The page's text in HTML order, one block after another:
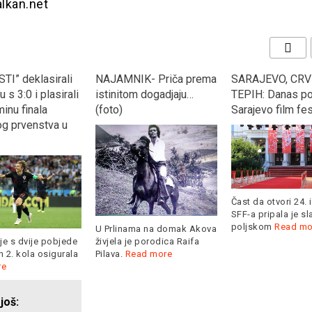
deklasirali
s 3:0 i plasirali
finala
prvenstva u
s dvije pobjede
2. kola osigurala
NAJAMNIK- Priča prema
istinitom dogadjaju…
(foto)
U Prlinama na domak Akova
živjela je porodica Raifa
Pilava. Read more
SARAJEVO,
TEPIH: Danas
Sarajevo film
Čast da otvori 24.
SFF-a pripala je
poljskom Read